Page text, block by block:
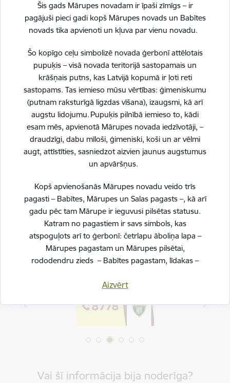
Šis gads Mārupes novadam ir īpaši zīmīgs – ir
pagājuši pieci gadi kopš Mārupes novads un Babītes
novads tika apvienoti un kļuva par vienu novadu.
Šo kopīgo ceļu simbolizē novada ģerbonī attēlotais
pupuķis – visā novada teritorijā sastopamais un
krāšņais putns, kas Latvijā kopumā ir ļoti reti
sastopams. Tas iemieso mūsu vērtības: ģimeniskumu
(putnam raksturīgā ligzdas vīšana), izaugsmi, kā arī
augstu lidojumu. Pupuķis pilnībā iemieso to, kādi
esam mēs, apvienotā Mārupes novada iedzīvotāji, –
draudzīgi, dabu mīloši, ģimeniski, koši un ar vēlmi
augt, attīstīties, sasniedzot aizvien jaunus augstumus
un apvāršņus.
Kopš apvienošanās Mārupes novadu veido trīs
pagasti – Babītes, Mārupes un Salas pagasts –, kā arī
gadu pēc tam Mārupe ir ieguvusi pilsētas statusu.
Katram no pagastiem ir savs simbols, kas
atspoguļots arī to ģerbonī: četrlapu āboliņa lapa –
Mārupes pagastam un Mārupes pilsētai,
rododendru zieds – Babītes pagastam, līdakas –
simbolus vienotā, stilizētā vizuālā rakstā – kā stāstu
par mums pašiem. Mēs esam dažādi, bet kopā
Aizvērt
Dalīties
Vai šī informācija bija noderīga?